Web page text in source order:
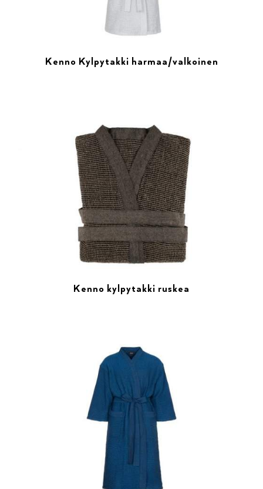
Kenno Kylpytakki harmaa/valkoinen
Kenno kylpytakki ruskea